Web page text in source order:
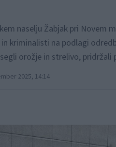
naselju Žabjak pri Novem
kriminalisti na podlagi
orožje in strelivo, pridržali
2025, 14:14